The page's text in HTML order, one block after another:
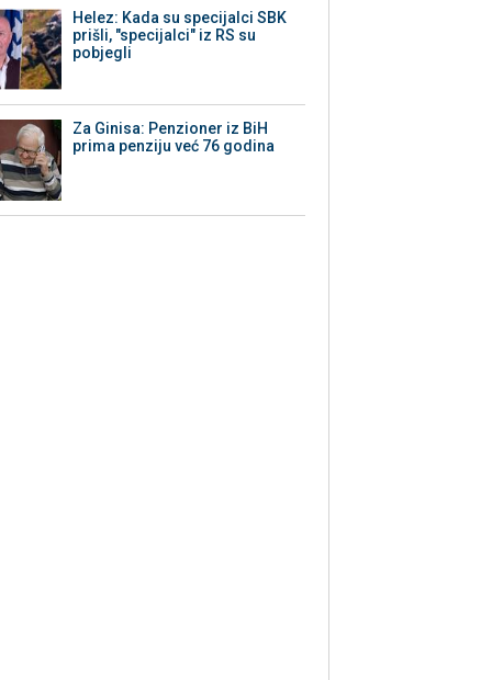
Helez: Kada su specijalci SBK
prišli, "specijalci" iz RS su
pobjegli
Za Ginisa: Penzioner iz BiH
prima penziju već 76 godina